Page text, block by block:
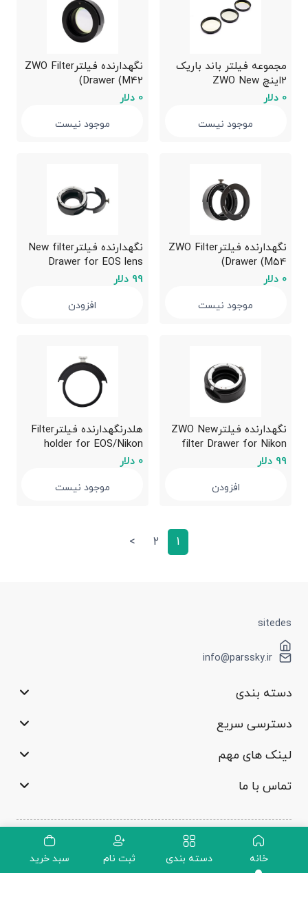
خانه دسته بندی ثبت نام سبد خرید
مجموعه فیلتر باند باریک
2اینچ ZWO New
narrowband 2″ filter
0 دلار
موجود نیست
نگهدارنده فیلترZWO Filter
Drawer (M42)
0 دلار
موجود نیست
نگهدارنده فیلترZWO Filter
Drawer (M54)
0 دلار
موجود نیست
نگهدارنده فیلترNew filter
Drawer for EOS lens
99 دلار
افزودن
نگهدارنده فیلترZWO New
filter Drawer for Nikon
lens
99 دلار
افزودن
هلدرنگهدارنده فیلترFilter
holder for EOS/Nikon
filter drawer
0 دلار
موجود نیست
1
2
>
sitedes
info@parssky.ir
دسته بندی
دسترسی سریع
لینک های مهم
تماس با ما